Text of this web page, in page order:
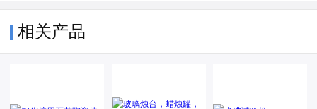
相关产品